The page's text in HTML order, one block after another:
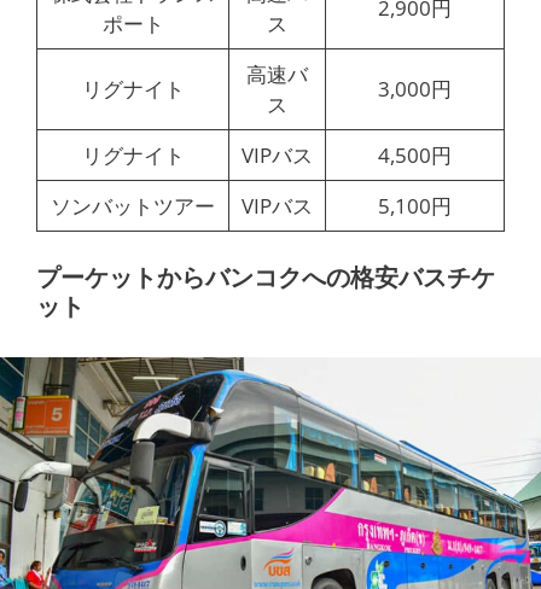
ポート
ス
2,900円
リグナイト
高速バ
ス
3,000円
リグナイト VIPバス
4,500円
ソンバットツアー
VIPバス 5,100円
プーケットからバンコクへの格安バスチケ
ット